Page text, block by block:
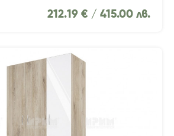
212.19 € / 415.00 лв.